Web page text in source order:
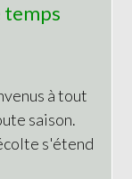
temps
à tout
saison.
s'étend